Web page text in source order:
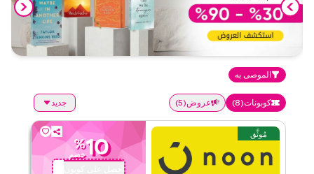
الموصى به
كوبونات(
8
) عروض(
5
) جديد
مُوثَّق
10
%
خصم
احصل على كوبون